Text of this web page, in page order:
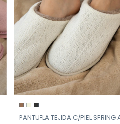
PANTUFLA TEJIDA C/PIEL SPRING